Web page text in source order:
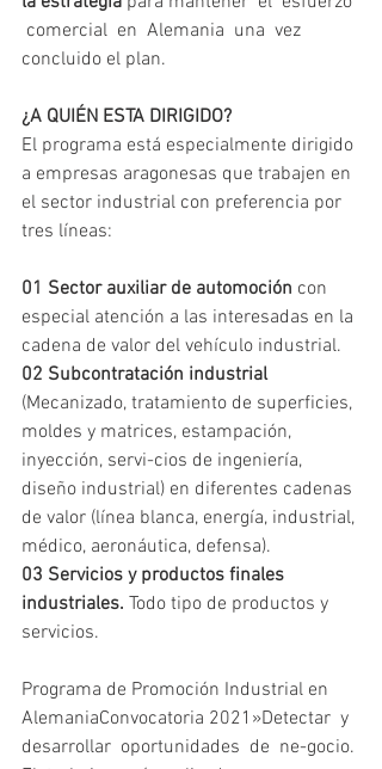
comercial  en  Alemania  una  vez
concluido el plan.
¿A QUIÉN ESTA DIRIGIDO?
El programa está especialmente dirigido
a empresas aragonesas que trabajen en
el sector industrial con preferencia por
tres líneas:
01 Sector auxiliar de automoción con
especial atención a las interesadas en la
cadena de valor del vehículo industrial.
02 Subcontratación industrial
(Mecanizado, tratamiento de superficies,
moldes y matrices, estampación,
inyección, servi-cios de ingeniería,
diseño industrial) en diferentes cadenas
de valor (línea blanca, energía, industrial,
médico, aeronáutica, defensa).
03 Servicios y productos finales
industriales. Todo tipo de productos y
servicios.
Programa de Promoción Industrial en
AlemaniaConvocatoria 2021»Detectar  y
desarrollar  oportunidades  de  ne-gocio.